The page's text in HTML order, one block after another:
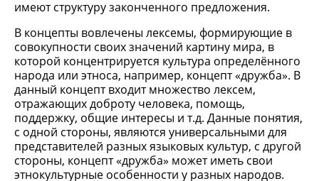
имеют структуру законченного предложения.
В концепты вовлечены лексемы, формирующие в
совокупности своих значений картину мира, в
которой концентрируется культура определённого
народа или этноса, например, концепт «дружба». В
данный концепт входит множество лексем,
отражающих доброту человека, помощь,
поддержку, общие интересы и т.д. Данные понятия,
с одной стороны, являются универсальными для
представителей разных языковых культур, с другой
стороны, концепт «дружба» может иметь свои
этнокультурные особенности у разных народов.